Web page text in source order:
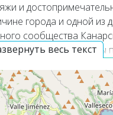
весь текст
и
города и одной из
сообщества
Онлайн веб камеры
узнать актуальную
прямо сейчас.
в прямом эфире, а